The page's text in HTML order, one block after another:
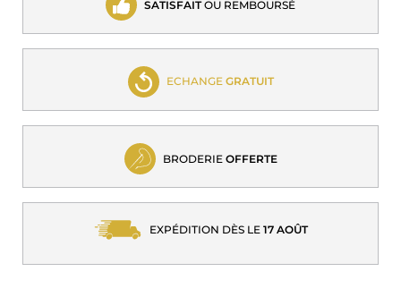
SATISFAITOU REMBOURSÉ
ECHANGE GRATUIT
BRODERIE OFFERTE
EXPÉDITION DÈS LE 17 AOÛT